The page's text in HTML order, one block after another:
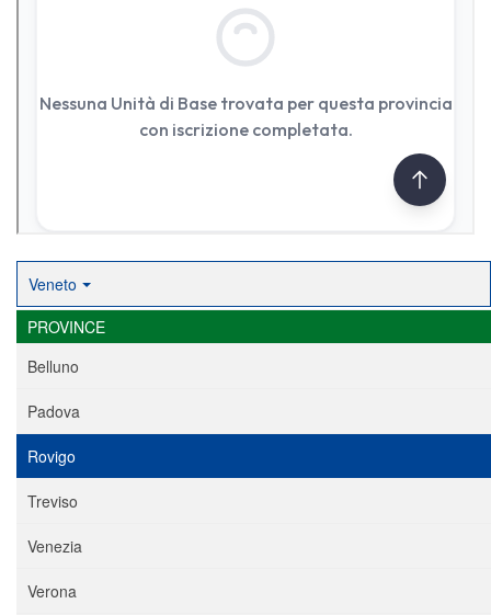
Veneto
PROVINCE
Belluno
Padova
Rovigo
Treviso
Venezia
Verona